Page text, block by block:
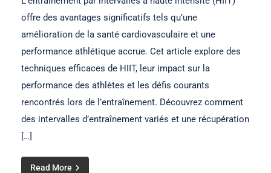
offre des avantages significatifs tels qu’une
amélioration de la santé cardiovasculaire et une
performance athlétique accrue. Cet article explore des
techniques efficaces de HIIT, leur impact sur la
performance des athlètes et les défis courants
rencontrés lors de l’entraînement. Découvrez comment
des intervalles d’entraînement variés et une récupération
[…]
Read More